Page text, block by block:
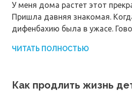
У меня дома растет этот
Пришла давняя знакомая.
дифенбахию была в ужасе.
ЧИТАТЬ ПОЛНОСТЬЮ
Как продлить жизнь